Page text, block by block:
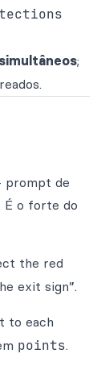
;
prompt de
É o forte do
the red
exit sign”.
to each
points.